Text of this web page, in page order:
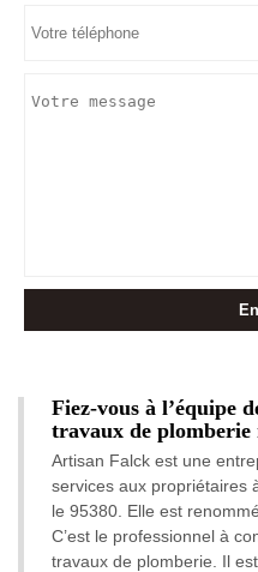
Fiez-vous à l’équipe
travaux de plomberie
Artisan Falck est une
services aux propriétaires
le 95380. Elle est
C’est le professionnel à
travaux de plomberie. Il